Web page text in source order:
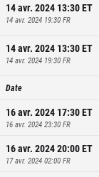
14 avr. 2024 13:30ET
14 avr. 2024 19:30 FR
14 avr. 2024 13:30ET
14 avr. 2024 19:30 FR
Date
16 avr. 2024 17:30ET
16 avr. 2024 23:30 FR
16 avr. 2024 20:00ET
17 avr. 2024 02:00 FR